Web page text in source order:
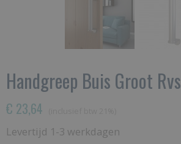
Handgreep Buis Groot Rvs
€ 23,64
Levertijd 1-3 werkdagen